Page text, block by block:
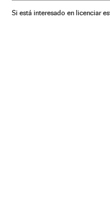
Si está interesado en licenciar